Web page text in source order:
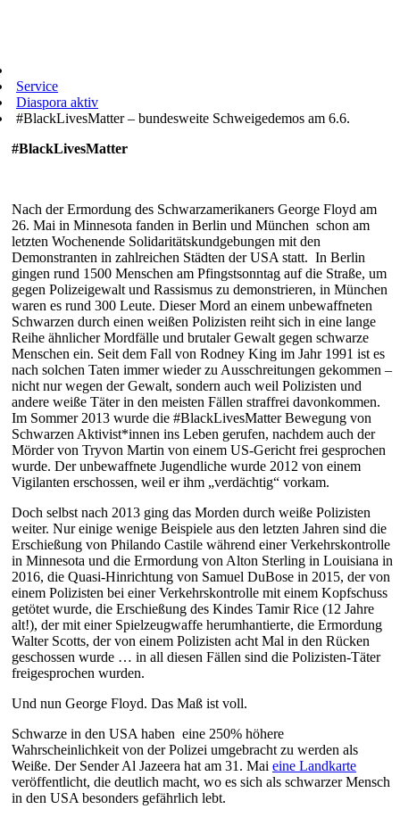
Service
Diaspora aktiv
#BlackLivesMatter – bundesweite Schweigedemos am 6.6.
#BlackLivesMatter
Nach der Ermordung des Schwarzamerikaners George Floyd am
26. Mai in Minnesota fanden in Berlin und München schon am
letzten Wochenende Solidaritätskundgebungen mit den
Demonstranten in zahlreichen Städten der USA statt. In Berlin
gingen rund 1500 Menschen am Pfingstsonntag auf die Straße, um
gegen Polizeigewalt und Rassismus zu demonstrieren, in München
waren es rund 300 Leute. Dieser Mord an einem unbewaffneten
Schwarzen durch einen weißen Polizisten reiht sich in eine lange
Reihe ähnlicher Mordfälle und brutaler Gewalt gegen schwarze
Menschen ein. Seit dem Fall von Rodney King im Jahr 1991 ist es
nach solchen Taten immer wieder zu Ausschreitungen gekommen –
nicht nur wegen der Gewalt, sondern auch weil Polizisten und
andere weiße Täter in den meisten Fällen straffrei davonkommen.
Im Sommer 2013 wurde die #BlackLivesMatter Bewegung von
Schwarzen Aktivist*innen ins Leben gerufen, nachdem auch der
Mörder von Tryvon Martin von einem US-Gericht frei gesprochen
wurde. Der unbewaffnete Jugendliche wurde 2012 von einem
Vigilanten erschossen, weil er ihm „verdächtig“ vorkam.
Doch selbst nach 2013 ging das Morden durch weiße Polizisten
weiter. Nur einige wenige Beispiele aus den letzten Jahren sind die
Erschießung von Philando Castile während einer Verkehrskontrolle
in Minnesota und die Ermordung von Alton Sterling in Louisiana in
2016, die Quasi-Hinrichtung von Samuel DuBose in 2015, der von
einem Polizisten bei einer Verkehrskontrolle mit einem Kopfschuss
getötet wurde, die Erschießung des Kindes Tamir Rice (12 Jahre
alt!), der mit einer Spielzeugwaffe herumhantierte, die Ermordung
Walter Scotts, der von einem Polizisten acht Mal in den Rücken
geschossen wurde … in all diesen Fällen sind die Polizisten-Täter
freigesprochen wurden.
Und nun George Floyd. Das Maß ist voll.
Schwarze in den USA haben eine 250% höhere
Wahrscheinlichkeit von der Polizei umgebracht zu werden als
Weiße. Der Sender Al Jazeera hat am 31. Mai eine Landkarte
veröffentlicht, die deutlich macht, wo es sich als schwarzer Mensch
in den USA besonders gefährlich lebt.